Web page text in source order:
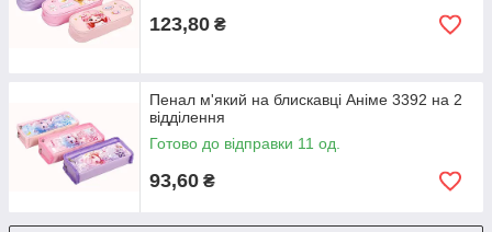
123,80 ₴
Пенал м'який на блискавці Аніме 3392 на 2
відділення
Готово до відправки 11 од.
93,60 ₴